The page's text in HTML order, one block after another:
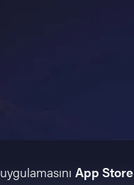
uygulamasınıApp Store